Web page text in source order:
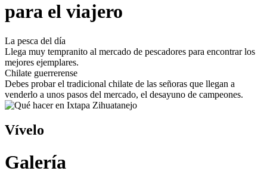
para el viajero
La pesca del día
Llega muy tempranito al mercado de pescadores para encontrar los
mejores ejemplares.
Chilate guerrerense
Debes probar el tradicional chilate de las señoras que llegan a
venderlo a unos pasos del mercado, el desayuno de campeones.
Vívelo
Galería